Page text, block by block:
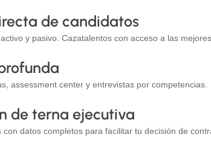
de candidatos
y pasivo. Cazatalentos con acceso a las
assessment center y entrevistas por competencias.
de terna ejecutiva
con datos completos para facilitar tu decisión de